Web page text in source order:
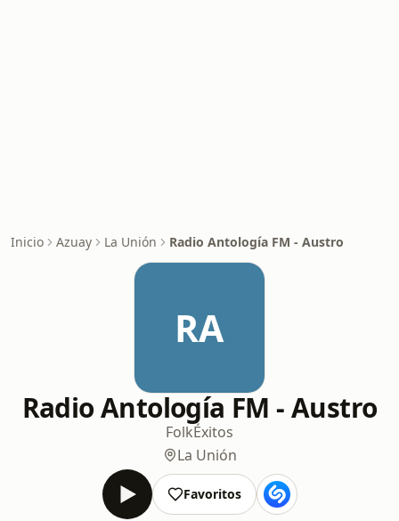
Inicio Azuay La Unión Radio Antología FM - Austro
RA
Radio Antología FM - Austro
FolkÉxitos
La Unión
Favoritos